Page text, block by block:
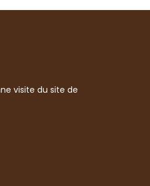
visite du site de